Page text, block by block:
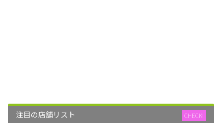
注目の店舗リスト CHECK!